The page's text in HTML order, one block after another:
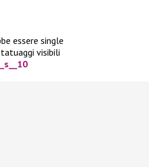
essere single
visibili